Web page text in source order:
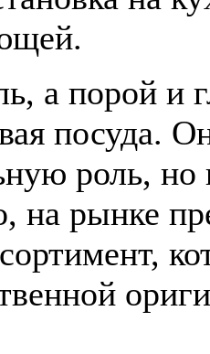
а порой и
посуда.
роль, но
на рынке